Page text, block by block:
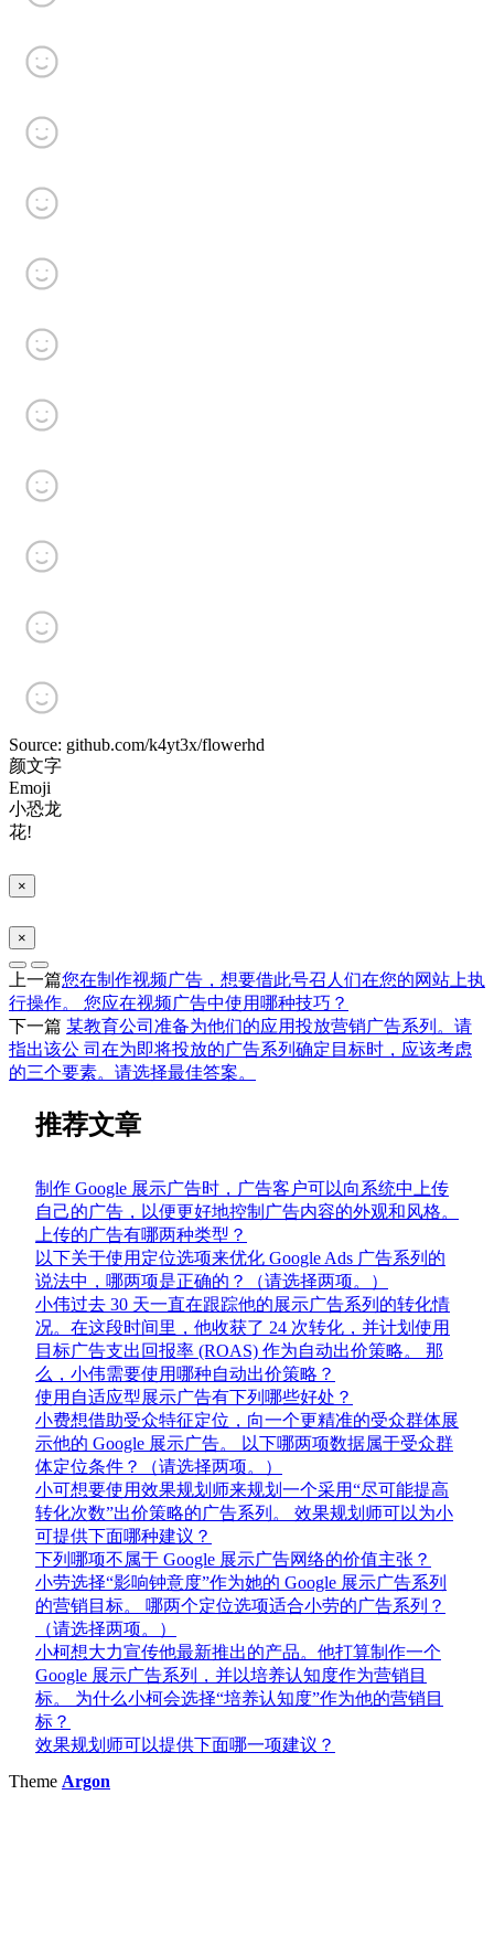
Source: github.com/k4yt3x/flowerhd
颜文字
Emoji
小恐龙
花!
×
×
上一篇您在制作视频广告，想要借此号召人们在您的网站上执
行操作。 您应在视频广告中使用哪种技巧？
下一篇 某教育公司准备为他们的应用投放营销广告系列。请
指出该公 司在为即将投放的广告系列确定目标时，应该考虑
的三个要素。请选择最佳答案。
推荐文章
制作 Google 展示广告时，广告客户可以向系统中上传
自己的广告，以便更好地控制广告内容的外观和风格。
上传的广告有哪两种类型？
以下关于使用定位选项来优化 Google Ads 广告系列的
说法中，哪两项是正确的？（请选择两项。）
小伟过去 30 天一直在跟踪他的展示广告系列的转化情
况。在这段时间里，他收获了 24 次转化，并计划使用
目标广告支出回报率 (ROAS) 作为自动出价策略。 那
么，小伟需要使用哪种自动出价策略？
使用自适应型展示广告有下列哪些好处？
小费想借助受众特征定位，向一个更精准的受众群体展
示他的 Google 展示广告。 以下哪两项数据属于受众群
体定位条件？（请选择两项。）
小可想要使用效果规划师来规划一个采用“尽可能提高
转化次数”出价策略的广告系列。 效果规划师可以为小
可提供下面哪种建议？
下列哪项不属于 Google 展示广告网络的价值主张？
小劳选择“影响钟意度”作为她的 Google 展示广告系列
的营销目标。 哪两个定位选项适合小劳的广告系列？
（请选择两项。）
小柯想大力宣传他最新推出的产品。他打算制作一个
Google 展示广告系列，并以培养认知度作为营销目
标。 为什么小柯会选择“培养认知度”作为他的营销目
标？
效果规划师可以提供下面哪一项建议？
Theme Argon